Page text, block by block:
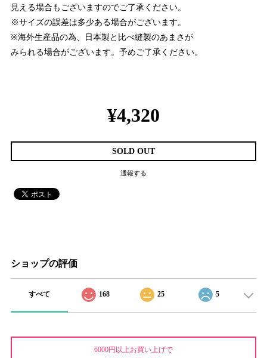
見える場合もございますのでご了承ください。
※サイズの誤差は多少ある場合がございます。
※海外生産品の為、日本製と比べ縫製のあまさが
みられる場合がございます。予めご了承ください。
¥4,320
SOLD OUT
通報する
ショップの評価
すべて 168 25 5
6000円以上お買い上げで